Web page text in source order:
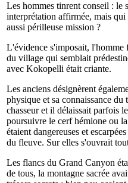
Les hommes tinrent conseil : le
interprétation affirmée, mais
aussi périlleuse mission ?
L'évidence s'imposait,
du village qui semblait
avec Kokopelli était criante.
Les anciens désignèrent
physique et sa connaissance
chasseur et il délaissait parfois
poursuivre le cerf hémione ou
étaient dangereuses et
du fleuve. Sur elles s'ouvrait
Les flancs du Grand Canyon
de tous, la montagne sacrée